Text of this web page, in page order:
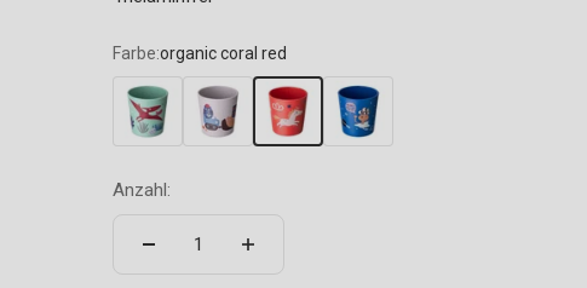
Farbe:organic coral red
Anzahl: